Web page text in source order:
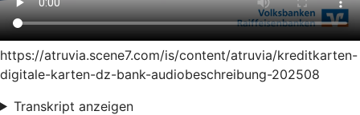
https://atruvia.scene7.com/is/content/atruvia/kreditkarten-
digitale-karten-dz-bank-audiobeschreibung-202508
Transkript anzeigen